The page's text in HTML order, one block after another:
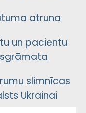
atruna
un pacientu
slimnīcas
Ukrainai